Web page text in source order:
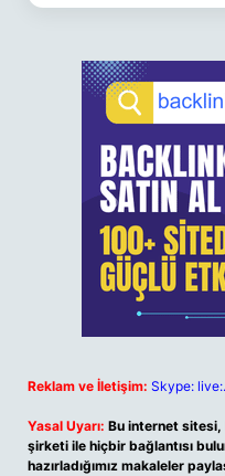
Reklam ve İletişim: Skype:
Yasal Uyarı: Bu internet sitesi,
şirketi ile hiçbir bağlantısı
hazırladığımız makaleler